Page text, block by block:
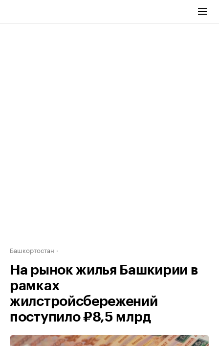
Башкортостан
На рынок жилья Башкирии в
рамках
жилстройсбережений
поступило ₽8,5 млрд